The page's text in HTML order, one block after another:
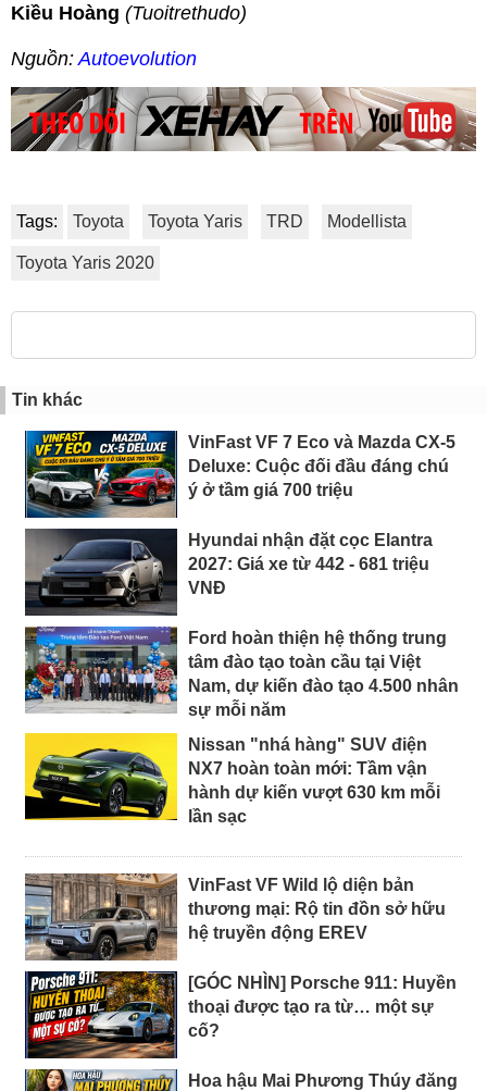
Kiều Hoàng (Tuoitrethudo)
Nguồn: Autoevolution
Tags: Toyota Toyota Yaris TRD Modellista
Toyota Yaris 2020
Tin khác
VinFast VF 7 Eco và Mazda CX-5
Deluxe: Cuộc đối đầu đáng chú
ý ở tầm giá 700 triệu
Hyundai nhận đặt cọc Elantra
2027: Giá xe từ 442 - 681 triệu
VNĐ
Ford hoàn thiện hệ thống trung
tâm đào tạo toàn cầu tại Việt
Nam, dự kiến đào tạo 4.500 nhân
sự mỗi năm
Nissan "nhá hàng" SUV điện
NX7 hoàn toàn mới: Tầm vận
hành dự kiến vượt 630 km mỗi
lần sạc
VinFast VF Wild lộ diện bản
thương mại: Rộ tin đồn sở hữu
hệ truyền động EREV
[GÓC NHÌN] Porsche 911: Huyền
thoại được tạo ra từ… một sự
cố?
Hoa hậu Mai Phương Thúy đăng